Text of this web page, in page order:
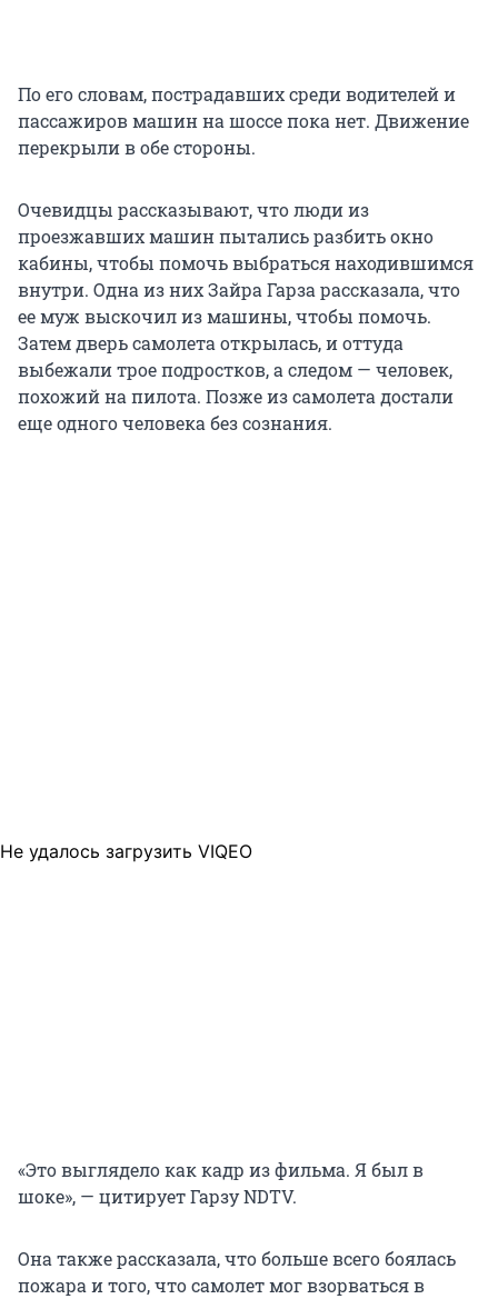
По его словам, пострадавших среди водителей и
пассажиров машин на шоссе пока нет. Движение
перекрыли в обе стороны.
Очевидцы рассказывают, что люди из
проезжавших машин пытались разбить окно
кабины, чтобы помочь выбраться находившимся
внутри. Одна из них Зайра Гарза рассказала, что
ее муж выскочил из машины, чтобы помочь.
Затем дверь самолета открылась, и оттуда
выбежали трое подростков, а следом — человек,
похожий на пилота. Позже из самолета достали
еще одного человека без сознания.
Не удалось загрузить VIQEO
«Это выглядело как кадр из фильма. Я был в
шоке», — цитирует Гарзу NDTV.
Она также рассказала, что больше всего боялась
пожара и того, что самолет мог взорваться в